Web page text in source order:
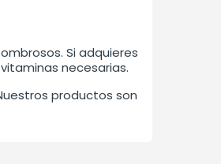
Si adquieres
necesarias.
productos son